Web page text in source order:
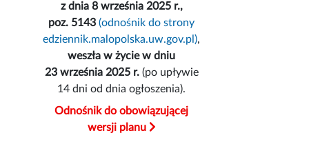
z dnia 8 września 2025 r.,
poz. 5143 (odnośnik do strony
edziennik.malopolska.uw.gov.pl),
weszła w życie w dniu
23 września 2025 r.(po upływie
14 dni od dnia ogłoszenia).
Odnośnik do obowiązującej
wersji planu